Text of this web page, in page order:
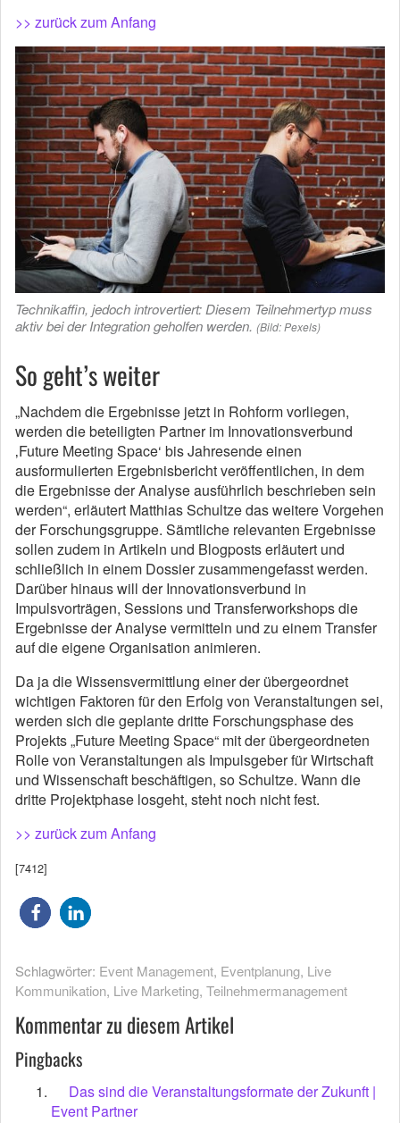
>> zurück zum Anfang
Technikaffin, jedoch introvertiert: Diesem Teilnehmertyp muss
aktiv bei der Integration geholfen werden. (Bild: Pexels)
So geht’s weiter
„Nachdem die Ergebnisse jetzt in Rohform vorliegen,
werden die beteiligten Partner im Innovationsverbund
‚Future Meeting Space‘ bis Jahresende einen
ausformulierten Ergebnisbericht veröffentlichen, in dem
die Ergebnisse der Analyse ausführlich beschrieben sein
werden“, erläutert Matthias Schultze das weitere Vorgehen
der Forschungsgruppe. Sämtliche relevanten Ergebnisse
sollen zudem in Artikeln und Blogposts erläutert und
schließlich in einem Dossier zusammengefasst werden.
Darüber hinaus will der Innovationsverbund in
Impulsvorträgen, Sessions und Transferworkshops die
Ergebnisse der Analyse vermitteln und zu einem Transfer
auf die eigene Organisation animieren.
Da ja die Wissensvermittlung einer der übergeordnet
wichtigen Faktoren für den Erfolg von Veranstaltungen sei,
werden sich die geplante dritte Forschungsphase des
Projekts „Future Meeting Space“ mit der übergeordneten
Rolle von Veranstaltungen als Impulsgeber für Wirtschaft
und Wissenschaft beschäftigen, so Schultze. Wann die
dritte Projektphase losgeht, steht noch nicht fest.
>> zurück zum Anfang
[7412]
Schlagwörter: Event Management, Eventplanung, Live
Kommunikation, Live Marketing, Teilnehmermanagement
Kommentar zu diesem Artikel
Pingbacks
Das sind die Veranstaltungsformate der Zukunft |
Event Partner